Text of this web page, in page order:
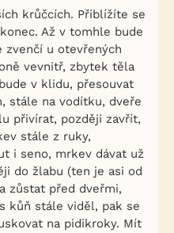
krůčcích. Přiblížíte se
Až v tomhle bude
u otevřených
vevnitř, zbytek těla
v klidu, přesouvat
stále na vodítku, dveře
přivírat, později zavřít,
stále z ruky,
i seno, mrkev dávat už
do žlabu (ten je asi od
zůstat před dveřmi,
kůň stále viděl, pak se
na pidikroky. Mít